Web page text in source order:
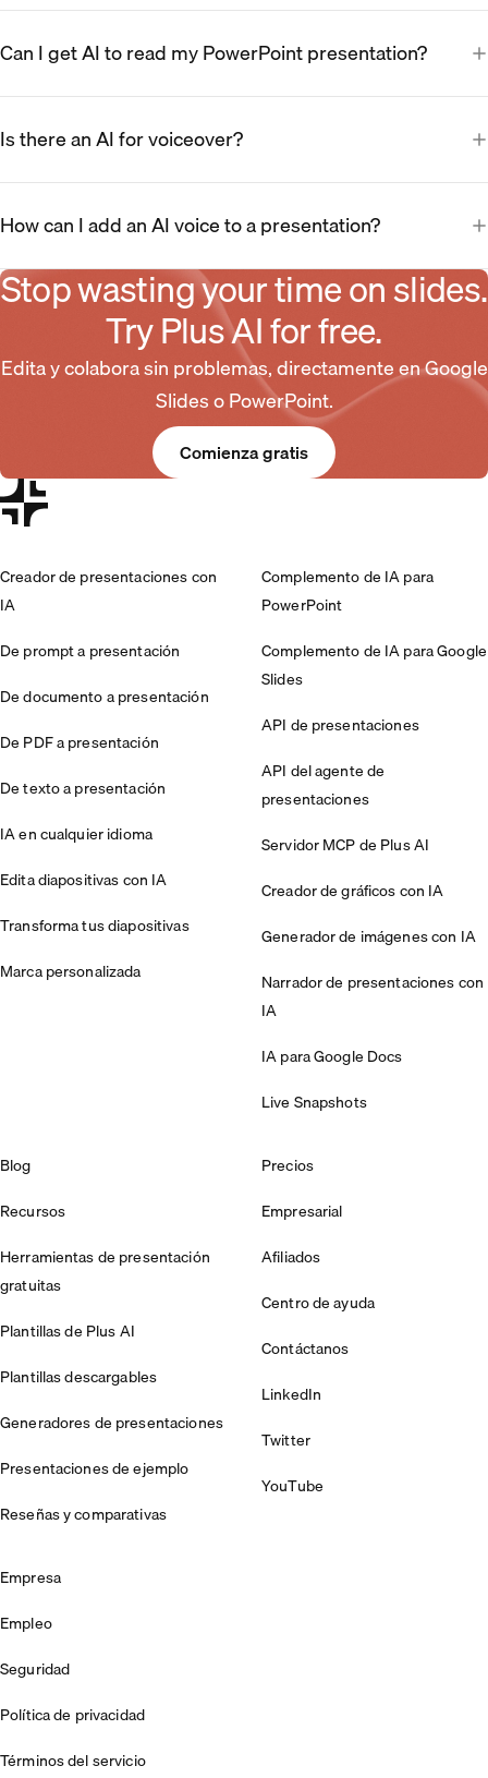
Can I get AI to read my PowerPoint presentation?
Is there an AI for voiceover?
How can I add an AI voice to a presentation?
Stop wasting your time on slides.
Try Plus AI for free.
Edita y colabora sin problemas, directamente en Google
Slides o PowerPoint.
Comienza gratis
Creador de presentaciones con
IA
De prompt a presentación
De documento a presentación
De PDF a presentación
De texto a presentación
IA en cualquier idioma
Edita diapositivas con IA
Transforma tus diapositivas
Marca personalizada
Complemento de IA para
PowerPoint
Complemento de IA para Google
Slides
API de presentaciones
API del agente de
presentaciones
Servidor MCP de Plus AI
Creador de gráficos con IA
Generador de imágenes con IA
Narrador de presentaciones con
IA
IA para Google Docs
Live Snapshots
Blog
Recursos
Herramientas de presentación
gratuitas
Plantillas de Plus AI
Plantillas descargables
Generadores de presentaciones
Presentaciones de ejemplo
Reseñas y comparativas
Precios
Empresarial
Afiliados
Centro de ayuda
Contáctanos
LinkedIn
Twitter
YouTube
Empresa
Empleo
Seguridad
Política de privacidad
Términos del servicio